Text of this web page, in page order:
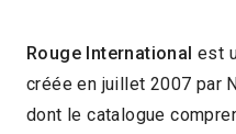
Rouge International est
créée en juillet 2007 par
dont le catalogue